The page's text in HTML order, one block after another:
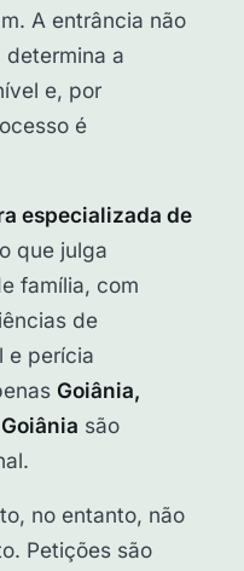
A entrância não
a
e, por
é
especializada de
que julga
família, com
de
e perícia
Goiânia,
são
no entanto, não
Petições são